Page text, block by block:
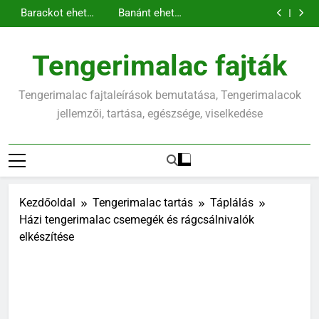
Ugrás
a
amit tudnod kell
tengerimalac
nyúl együtt
Barackot ehet a
tengerimalac?
Banánt ehet a
tengerimalac?
Kopasz
amit tudnod kell
Tengerimalac fajták
Tengerimalac fajtaleírások bemutatása, Tengerimalacok
jellemzői, tartása, egészsége, viselkedése
Kezdőoldal Tengerimalac tartás
Táplálás
Házi tengerimalac csemegék és rágcsálnivalók
elkészítése